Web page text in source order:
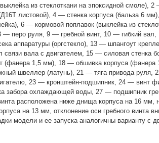
из стеклоткани на эпоксидной смоле),
листовой), 4 — стенка корпуса (бальза 6
6 — кормовой поплавок (выклейка из
— перо руля, 9 — гребной винт, 10 — гибкий
аппаратуры (оргстекло), 13 — шпангоут
вала с двигателем, 15 — силовая стенка
(фанера 1,5 мм), 18 — обшивка корпуса
швеллер (латунь), 21 — тяга привода руля,
23 — кронштейн-подшипник, 24 — винт
забора охлаждающей воды, 27 — подшипник
расположена ниже днища корпуса на 16 мм,
на 13 мм, отклонение оси гребного винта
модели и ее запуска аналогичны варианту с